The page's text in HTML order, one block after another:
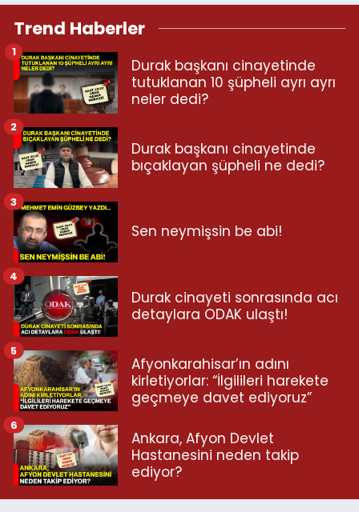
Trend Haberler
Durak başkanı cinayetinde
tutuklanan 10 şüpheli ayrı ayrı
neler dedi?
1
Durak başkanı cinayetinde
bıçaklayan şüpheli ne dedi?
2
Sen neymişsin be abi!
3
Durak cinayeti sonrasında acı
detaylara ODAK ulaştı!
4
Afyonkarahisar’ın adını
kirletiyorlar: “İlgilileri harekete
geçmeye davet ediyoruz”
5
Ankara, Afyon Devlet
Hastanesini neden takip
ediyor?
6